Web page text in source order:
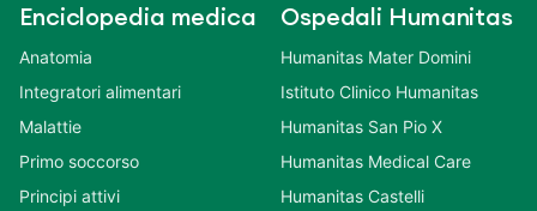
Enciclopedia medica
Anatomia
Integratori alimentari
Malattie
Primo soccorso
Principi attivi
Ospedali Humanitas
Humanitas Mater Domini
Istituto Clinico Humanitas
Humanitas San Pio X
Humanitas Medical Care
Humanitas Castelli